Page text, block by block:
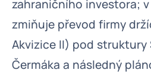
zahraničního investora;
zmiňuje převod firmy
Akvizice II) pod struktury
Čermáka a následný